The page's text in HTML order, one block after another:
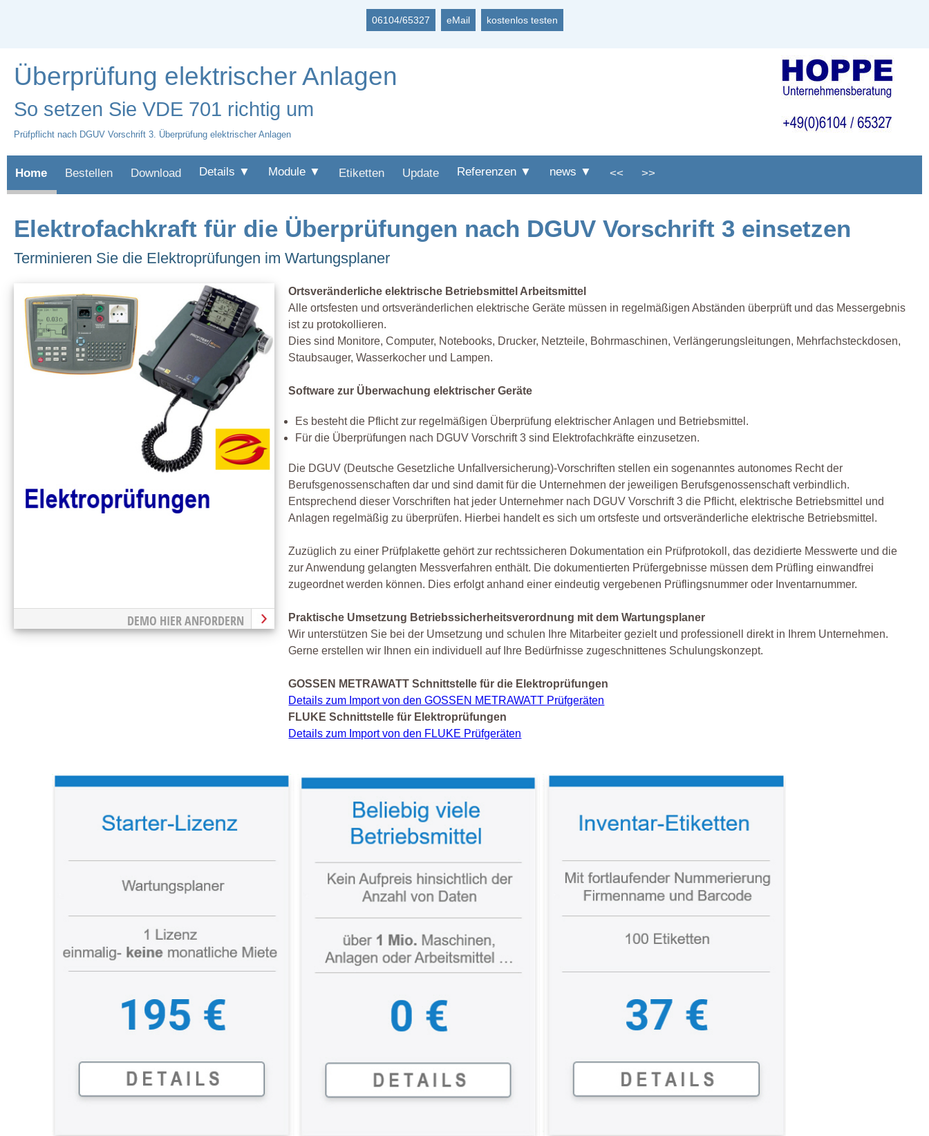
06104/65327 eMail kostenlos testen
Überprüfung elektrischer Anlagen
So setzen Sie VDE 701 richtig um
Prüfpflicht nach DGUV Vorschrift 3. Überprüfung elektrischer Anlagen
Home Bestellen Download Details ▼ Module ▼ Etiketten Update Referenzen ▼ news ▼ << >>
Elektrofachkraft für die Überprüfungen nach DGUV Vorschrift 3 einsetzen
Terminieren Sie die Elektroprüfungen im Wartungsplaner
DEMO HIER ANFORDERN
Ortsveränderliche elektrische Betriebsmittel Arbeitsmittel
Alle ortsfesten und ortsveränderlichen elektrische Geräte müssen in regelmäßigen Abständen überprüft und das Messergebnis
ist zu protokollieren.
Dies sind Monitore, Computer, Notebooks, Drucker, Netzteile, Bohrmaschinen, Verlängerungsleitungen, Mehrfachsteckdosen,
Staubsauger, Wasserkocher und Lampen.
Software zur Überwachung elektrischer Geräte
Es besteht die Pflicht zur regelmäßigen Überprüfung elektrischer Anlagen und Betriebsmittel.
Für die Überprüfungen nach DGUV Vorschrift 3 sind Elektrofachkräfte einzusetzen.
Die DGUV (Deutsche Gesetzliche Unfallversicherung)-Vorschriften stellen ein sogenanntes autonomes Recht der
Berufsgenossenschaften dar und sind damit für die Unternehmen der jeweiligen Berufsgenossenschaft verbindlich.
Entsprechend dieser Vorschriften hat jeder Unternehmer nach DGUV Vorschrift 3 die Pflicht, elektrische Betriebsmittel und
Anlagen regelmäßig zu überprüfen. Hierbei handelt es sich um ortsfeste und ortsveränderliche elektrische Betriebsmittel.
Zuzüglich zu einer Prüfplakette gehört zur rechtssicheren Dokumentation ein Prüfprotokoll, das dezidierte Messwerte und die
zur Anwendung gelangten Messverfahren enthält. Die dokumentierten Prüfergebnisse müssen dem Prüfling einwandfrei
zugeordnet werden können. Dies erfolgt anhand einer eindeutig vergebenen Prüflingsnummer oder Inventarnummer.
Praktische Umsetzung Betriebssicherheitsverordnung mit dem Wartungsplaner
Wir unterstützen Sie bei der Umsetzung und schulen Ihre Mitarbeiter gezielt und professionell direkt in Ihrem Unternehmen.
Gerne erstellen wir Ihnen ein individuell auf Ihre Bedürfnisse zugeschnittenes Schulungskonzept.
GOSSEN METRAWATT Schnittstelle für die Elektroprüfungen
Details zum Import von den GOSSEN METRAWATT Prüfgeräten
FLUKE Schnittstelle für Elektroprüfungen
Details zum Import von den FLUKE Prüfgeräten